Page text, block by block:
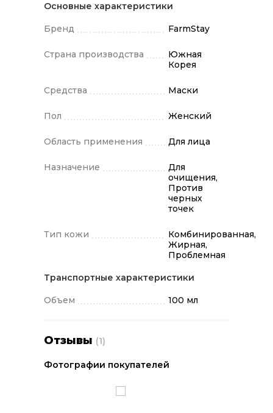
глаз.Удалить пленку после полного
высыхания на коже.
Основные характеристики
Бренд FarmStay
Страна производства
Южная
Корея
Средства Маски
Пол Женский
Область применения Для лица
Назначение
Для
очищения,
Против
черных
точек
Тип кожи
Комбинированная,
Жирная,
Проблемная
Транспортные характеристики
Объем 100 мл
Отзывы (1)
Фотографии покупателей